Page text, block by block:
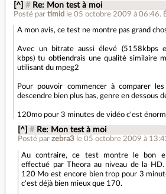
[^] # Re: Mon test à moi
Posté partimid le 05 octobre 2009 à 06:46.
A mon avis, ce test ne montre pas grand
Avec un bitrate aussi élevé (5158kbps
kbps) tu obtiendrais une qualité similaire
utilisant du mpeg2
Pour pouvoir commencer à comparer
descendre bien plus bas, genre en dessous
120mo pour 3 minutes de vidéo c'est
[^] # Re: Mon test à moi
Posté par zebra3 le 05 octobre 2009 à
Au contraire, ce test montre le bon
effectué par Theora au niveau de la HD.
120 Mo est encore bien trop pour 3
c'est déjà bien mieux que 170.